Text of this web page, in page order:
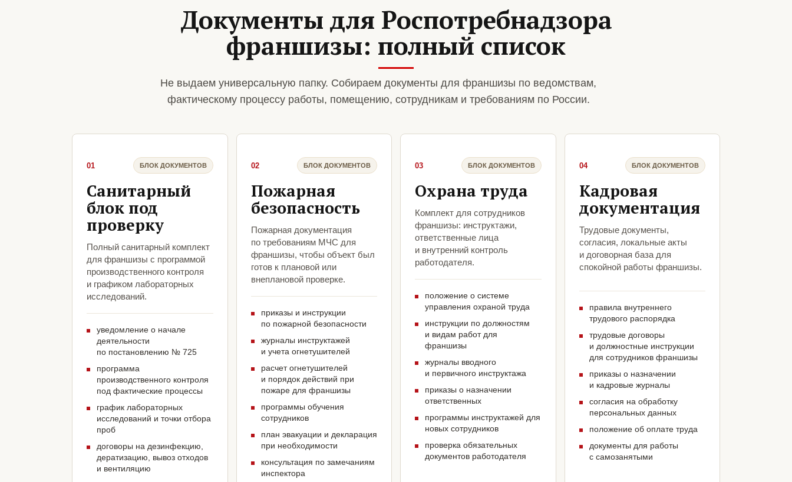
Документы для Роспотребнадзора
франшизы: полный список
Не выдаем универсальную папку. Собираем документы для франшизы по ведомствам,
фактическому процессу работы, помещению, сотрудникам и требованиям по России.
01 БЛОК ДОКУМЕНТОВ
Санитарный
блок под
проверку
Полный санитарный комплект
для франшизы с программой
производственного контроля
и графиком лабораторных
исследований.
уведомление о начале
деятельности
по постановлению № 725
программа
производственного контроля
под фактические процессы
график лабораторных
исследований и точки отбора
проб
договоры на дезинфекцию,
дератизацию, вывоз отходов
и вентиляцию
02 БЛОК ДОКУМЕНТОВ
Пожарная
безопасность
Пожарная документация
по требованиям МЧС для
франшизы, чтобы объект был
готов к плановой или
внеплановой проверке.
приказы и инструкции
по пожарной безопасности
журналы инструктажей
и учета огнетушителей
расчет огнетушителей
и порядок действий при
пожаре для франшизы
программы обучения
сотрудников
план эвакуации и декларация
при необходимости
консультация по замечаниям
инспектора
03 БЛОК ДОКУМЕНТОВ
Охрана труда
Комплект для сотрудников
франшизы: инструктажи,
ответственные лица
и внутренний контроль
работодателя.
положение о системе
управления охраной труда
инструкции по должностям
и видам работ для
франшизы
журналы вводного
и первичного инструктажа
приказы о назначении
ответственных
программы инструктажей для
новых сотрудников
проверка обязательных
документов работодателя
04 БЛОК ДОКУМЕНТОВ
Кадровая
документация
Трудовые документы,
согласия, локальные акты
и договорная база для
спокойной работы франшизы.
правила внутреннего
трудового распорядка
трудовые договоры
и должностные инструкции
для сотрудников франшизы
приказы о назначении
и кадровые журналы
согласия на обработку
персональных данных
положение об оплате труда
документы для работы
с самозанятыми